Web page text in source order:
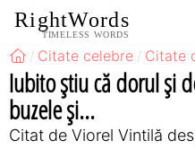
RightWords
TIMELESS WORDS
Citate celebre Citate
Iubito ştiu că dorul şi
buzele şi...
Citat de Viorel Vintilă